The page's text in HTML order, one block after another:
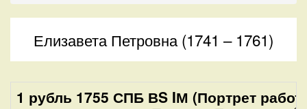
Елизавета Петровна (1741 – 1761)
1 рубль 1755 СПБ ВS IМ (Портрет